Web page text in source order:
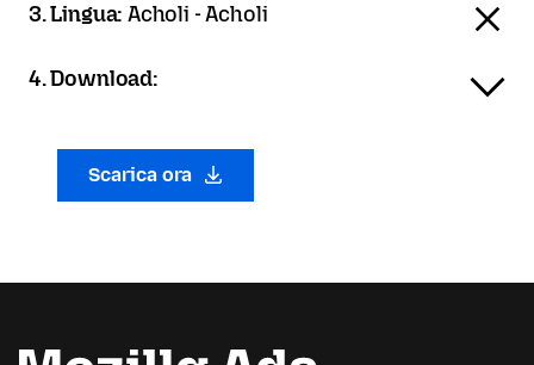
3. Lingua:Acholi - Acholi
4. Download:
Scarica ora